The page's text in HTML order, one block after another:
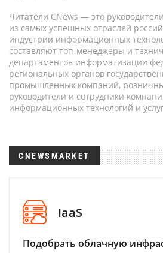
Читатели CNews — это
из самых успешных отраслей
индустрии информационных
составляют топ-менеджеры и
департаментов информатизации
региональных органов
промышленных компаний,
руководители и сотрудники
информационных технологий и
CNEWSMARKET
IaaS
Подобрать облачную